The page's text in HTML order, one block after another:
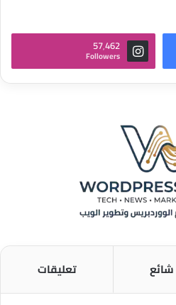
57٬462
Followers
شائع تعليقات